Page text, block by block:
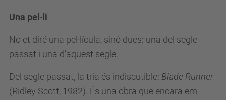
Una pel·li
No et diré una pel·lícula, sinó dues: una del segle
passat i una d’aquest segle.
Del segle passat, la tria és indiscutible: Blade Runner
(Ridley Scott, 1982). És una obra que encara em